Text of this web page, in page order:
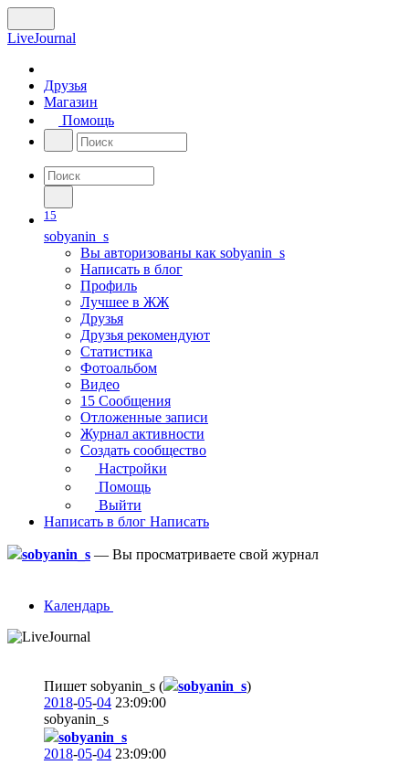
LiveJournal
Друзья
Магазин
Помощь
15
sobyanin_s
Вы авторизованы как sobyanin_s
Написать в блог
Профиль
Лучшее в ЖЖ
Друзья
Друзья рекомендуют
Статистика
Фотоальбом
Видео
15 Сообщения
Отложенные записи
Журнал активности
Создать сообщество
Настройки
Помощь
Выйти
Написать в блог Написать
sobyanin_s — Вы просматриваете свой журнал
Календарь
Пишет sobyanin_s ( sobyanin_s)
2018-05-04 23:09:00
sobyanin_s
sobyanin_s
2018-05-04 23:09:00